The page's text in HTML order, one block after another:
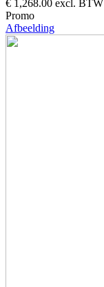
€ 1,268.00 excl. BTW
Promo
Afbeelding